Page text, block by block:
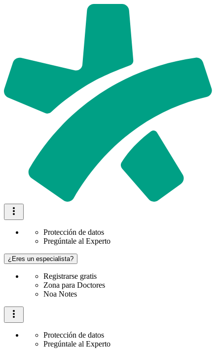
Protección de datos
Pregúntale al Experto
¿Eres un especialista?
Registrarse gratis
Zona para Doctores
Noa Notes
Protección de datos
Pregúntale al Experto